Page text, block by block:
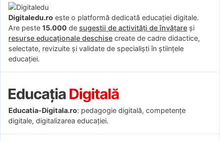
Digitaledu.ro este o platformă dedicată educației digitale.
Are peste 15.000 de sugestii de activități de învățare și
resurse educaționale deschise create de cadre didactice,
selectate, revizuite și validate de specialiști în științele
educației.
Educatia-Digitala.ro: pedagogie digitală, competențe
digitale, digitalizarea educației.